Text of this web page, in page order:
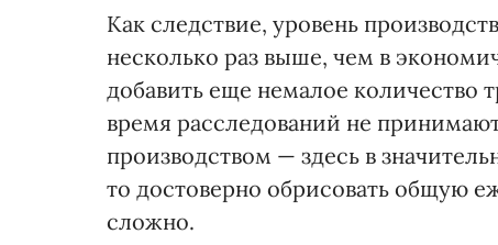
Как следствие, уровень
несколько раз выше, чем в
добавить еще немалое количество
время расследований не
производством — здесь в
то достоверно обрисовать общую
сложно.